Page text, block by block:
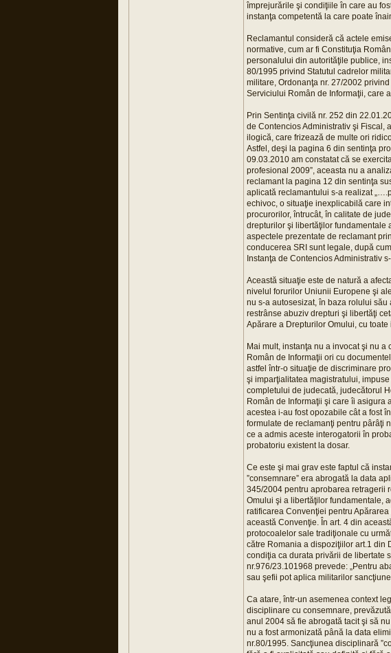
împrejurările şi condiţiile în care au
instanţa competentă la care poate
Reclamantul consideră că actele
normative, cum ar fi Constituţia
personalului din autorităţile publice,
80/1995 privind Statutul cadrelor
militare, Ordonanţa nr. 27/2002
Serviciului Român de Informaţii, care
Prin Sentinţa civilă nr. 252 din
de Contencios Administrativ şi Fiscal,
ilogică, care frizează de multe ori
Astfel, deşi la pagina 6 din sentinţa
09.03.2010 am constatat că se
profesional 2009”, aceasta nu a
reclamant la pagina 12 din sentinţa
aplicată reclamantului s-a realizat
echivoc, o situaţie inexplicabilă care
procurorilor, întrucât, în calitate de
drepturilor şi libertăţilor fundamentale
aspectele prezentate de reclamant
conducerea SRI sunt legale, după
Instanţa de Contencios Administrativ
Această situaţie este de natură a
nivelul forurilor Uniunii Europene şi
nu s-a autosesizat, în baza rolului
restrânse abuziv drepturi şi libertăţi
Apărare a Drepturilor Omului, cu
Mai mult, instanţa nu a invocat şi nu
Român de Informaţii ori cu
astfel într-o situaţie de discriminare
şi imparţialitatea magistratului,
completului de judecată, judecătorul
Român de Informaţii şi care îi asigura
acestea i-au fost opozabile cât a fost
formulate de reclamanţi pentru pârâţi
ce a admis aceste interogatorii în
probatoriu existent la dosar.
Ce este şi mai grav este faptul că
”consemnare” era abrogată la data
345/2004 pentru aprobarea retragerii
Omului şi a libertăţilor fundamentale,
ratificarea Convenţiei pentru
această Convenţie. În art. 4 din
protocoalelor sale tradiţionale cu
către Romania a dispoziţiilor art.1 din
condiţia ca durata privării de libertate
nr.976/23.101968 prevede: „Pentru
sau şefii pot aplica militarilor
Ca atare, într-un asemenea context
disciplinare cu consemnare,
anul 2004 să fie abrogată tacit şi să
nu a fost armonizată până la data
nr.80/1995. Sancţiunea disciplinară